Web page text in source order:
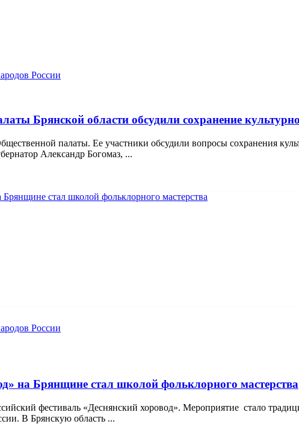
России
Брянской области обсудили сохранение
палаты. Ее участники обсудили вопросы сохранения
Александр Богомаз, ...
России
на Брянщине стал школой фольклорного мастерства
фестиваль «Деснянский хоровод». Мероприятие стало
В Брянскую область ...